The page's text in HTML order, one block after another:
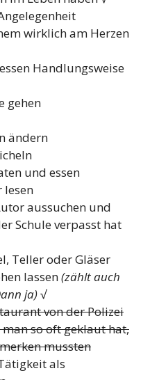
wirklich am Herzen
Handlungsweise
gehen
ändern
und essen
lesen
aussuchen und
Schule verpasst hat
Teller oder Gläser
lassen(zählt auch
ja)√
von der Polizei
so oft geklaut hat,
mussten
als